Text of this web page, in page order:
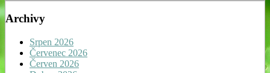
Archivy
Srpen 2026
Červenec 2026
Červen 2026